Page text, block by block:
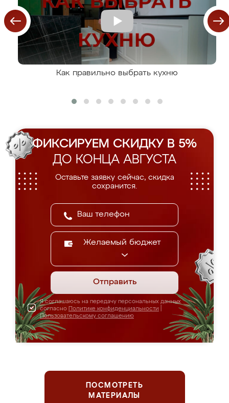
Как правильно выбрать кухню
ФИКСИРУЕМ СКИДКУ В 5%
ДО КОНЦА АВГУСТА
Оставьте заявку сейчас, скидка
сохранится.
Желаемый бюджет
Отправить
Я соглашаюсь на передачу персональных данных
согласно Политике конфиденциальности
Пользовательскому соглашению
ПОСМОТРЕТЬ
МАТЕРИАЛЫ